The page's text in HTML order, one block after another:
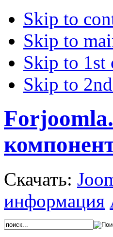
Skip to
Skip to
Skip to 1st
Skip to
Скачать:
информация